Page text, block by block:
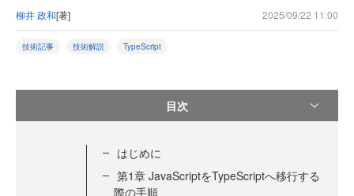
柳井 政和[著] 2025/09/22 11:00
技術記事 技術解説 TypeScript
目次
はじめに
第1章 JavaScriptをTypeScriptへ移行する
際の手順